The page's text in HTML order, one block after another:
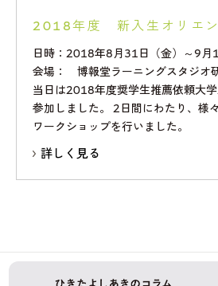
2018年度 新入生オリエン
日時：2018年8月31日（金）～9月1
会場： 博報堂ラーニングスタジオ
当日は2018年度奨学生推薦依頼大
参加しました。 2日間にわたり、様
ワークショップを行いました。
詳しく見る